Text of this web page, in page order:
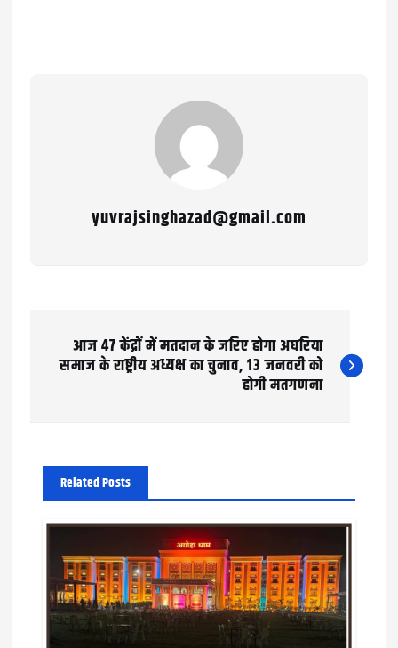
yuvrajsinghazad@gmail.com
n
a
आज 47 केंद्रों में मतदान के जरिए होगा अघरिया
समाज के राष्ट्रीय अध्यक्ष का चुनाव, 13 जनवरी को
होगी मतगणना
Related Posts